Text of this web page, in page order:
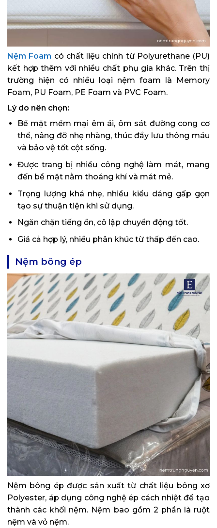
Nệm Foam có chất liệu chính từ Polyurethane (PU)
kết hợp thêm với nhiều chất phụ gia khác. Trên thị
trường hiện có nhiều loại nệm foam là Memory
Foam, PU Foam, PE Foam và PVC Foam.
Lý do nên chọn:
Bề mặt mềm mại êm ái, ôm sát đường cong cơ
thể, nâng đỡ nhẹ nhàng, thúc đẩy lưu thông máu
và bảo vệ tốt cột sống.
Được trang bị nhiều công nghệ làm mát, mang
đến bề mặt nằm thoáng khí và mát mẻ.
Trọng lượng khá nhẹ, nhiều kiểu dáng gấp gọn
tạo sự thuận tiện khi sử dụng.
Ngăn chặn tiếng ồn, cô lập chuyển động tốt.
Giá cả hợp lý, nhiều phân khúc từ thấp đến cao.
Nệm bông ép
Nệm bông ép được sản xuất từ chất liệu bông xơ
Polyester, áp dụng công nghệ ép cách nhiệt để tạo
thành các khối nệm. Nệm bao gồm 2 phần là ruột
nệm và vỏ nệm.